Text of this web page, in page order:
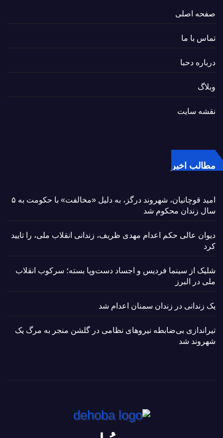
صفحه اصلی
تماس با ما
درباره دحبا
وبلاگ
نقشه سایت
مطالب اخیر
امید قوچانیان، شهروند درگز، به دلیل «مخالفت» با حکومت به ۵
سال زندان محکوم شد
دیوان عالی حکم اعدام مهدی ظریف، زندانی انقلاب ملی، را تایید
کرد
شلیک از سینما فردیس و اجساد دست‌وپا بسته؛ سرکوب انقلاب
ملی در البرز
یک زندانی در زندان سمنان اعدام شد
تیراندازی بی‌ضابطه نیروهای نظامی در گلشن منجر به مرگ یک
شهروند شد